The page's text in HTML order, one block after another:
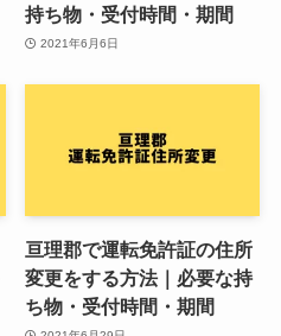
持ち物・受付時間・期間
2021年6月6日
亘理郡で運転免許証の住所
変更をする方法｜必要な持
ち物・受付時間・期間